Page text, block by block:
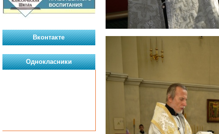
Вконтакте
Однокласники